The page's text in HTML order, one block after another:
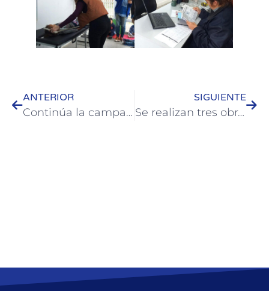
ANTERIOR
Continúa la campaña municipal de vacunación para perros y gatos
SIGUIENTE
Se realizan tres obras simultáneas sobre Boulevard González de Colón